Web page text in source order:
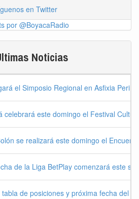
en Twitter
por @BoyacaRadio
Noticias
el Simposio Regional en Asfixia
celebrará este domingo el Festival
se realizará este domingo el
de la Liga BetPlay comenzará este
tabla de posiciones y próxima fecha del